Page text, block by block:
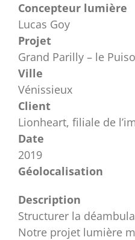
Concepteur lumière
Lucas Goy
Projet
Grand Parilly – le
Ville
Vénissieux
Client
Lionheart, filiale de
Date
2019
Géolocalisation
Description
Structurer la
Notre projet lumière